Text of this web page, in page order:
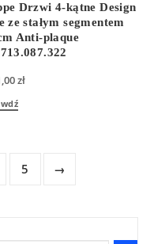
Drzwi 4-kątne Design
ze stałym segmentem
Anti-plaque
zł
5 →